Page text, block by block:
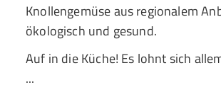
Knollengemüse aus regionalem
ökologisch und gesund.
Auf in die Küche! Es lohnt sich
...